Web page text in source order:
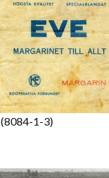
(8084-1-3)